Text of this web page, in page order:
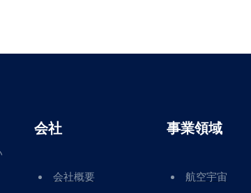
会社
会社概要
事業領域
航空宇宙